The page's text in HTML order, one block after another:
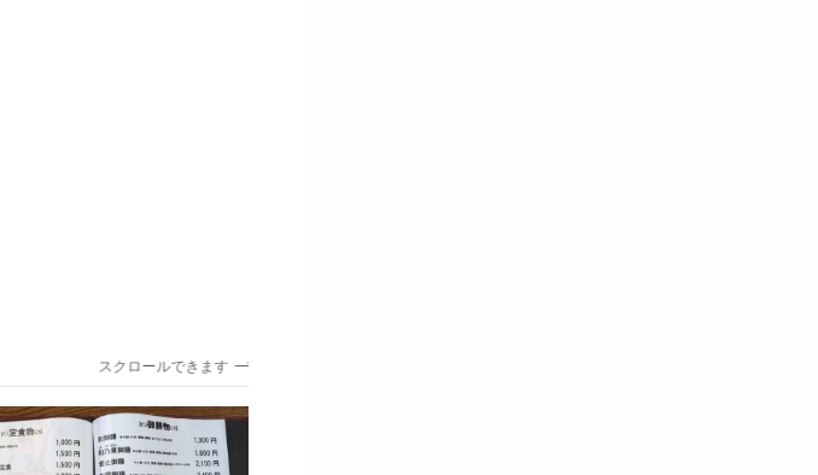
スクロールできます